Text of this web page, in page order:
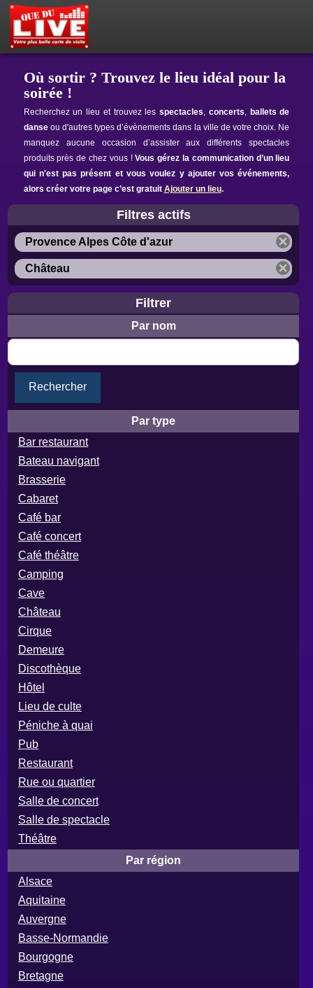
Où sortir ? Trouvez le lieu idéal pour la
soirée !
Recherchez un lieu et trouvez lesspectacles, concerts, ballets de
danseou d'autres types d’évènements dans la ville de votre choix. Ne
manquez aucune occasion d’assister aux différents spectacles
produits près de chez vous !Vous gérez la communication d’un lieu
qui n'est pas présent et vous voulez y ajouter vos événements,
alors créer votre page c’est gratuit Ajouter un lieu.
Filtres actifs
Provence Alpes Côte d'azur
Château
Filtrer
Par nom
Rechercher
Par type
Bar restaurant
Bateau navigant
Brasserie
Cabaret
Café bar
Café concert
Café théâtre
Camping
Cave
Château
Cirque
Demeure
Discothèque
Hôtel
Lieu de culte
Péniche à quai
Pub
Restaurant
Rue ou quartier
Salle de concert
Salle de spectacle
Théâtre
Par région
Alsace
Aquitaine
Auvergne
Basse-Normandie
Bourgogne
Bretagne